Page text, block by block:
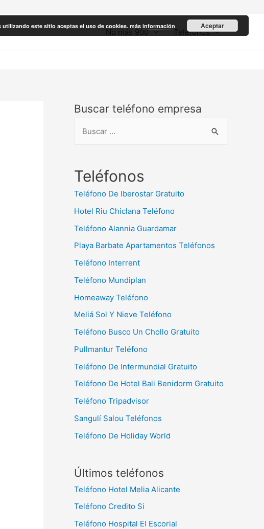
No más 900 Teléfonos
Buscar teléfono empresa
c
:
Teléfonos
Teléfono De Iberostar Gratuito
Hotel Riu Chiclana Teléfono
Teléfono Alannia Guardamar
Playa Barbate Apartamentos Teléfonos
Teléfono Interrent
Teléfono Mundiplan
Homeaway Teléfono
Meliá Sol Y Nieve Teléfono
Teléfono Busco Un Chollo Gratuito
Pullmantur Teléfono
Teléfono De Intermundial Gratuito
Teléfono De Hotel Bali Benidorm Gratuito
Teléfono Tripadvisor
Sangulí Salou Teléfonos
Teléfono De Holiday World
Últimos teléfonos
Teléfono Hotel Melia Alicante
Teléfono Credito Si
Teléfono Hospital El Escorial
utilizando este sitio aceptas el uso de cookies.más información Aceptar